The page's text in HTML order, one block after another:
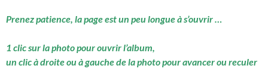
Prenez patience, la page est un peu longue à s’ouvrir …
1 clic sur la photo pour ouvrir l’album,
un clic à droite ou à gauche de la photo pour avancer ou reculer